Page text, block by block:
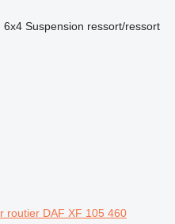
6x4 Suspension ressort/ressort
routier DAF XF 105 460